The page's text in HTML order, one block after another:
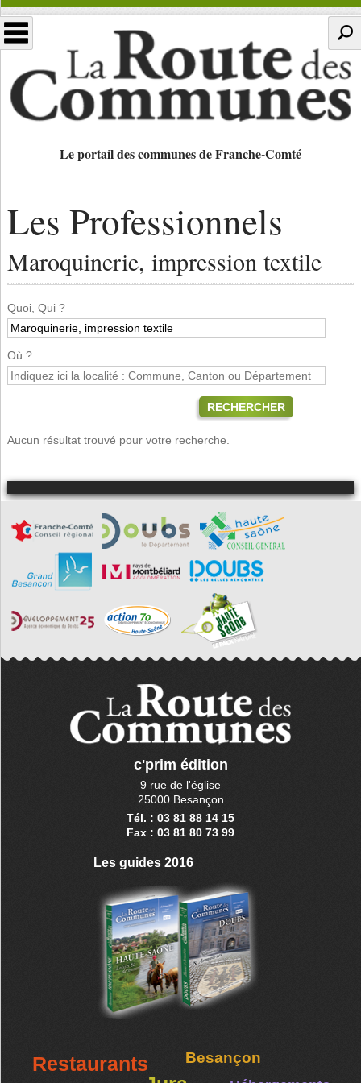
Le portail des communes de Franche-Comté
Les Professionnels
Maroquinerie, impression textile
Quoi, Qui ?
Où ?
RECHERCHER
Aucun résultat trouvé pour votre recherche.
c'prim édition
9 rue de l'église
25000 Besançon
Tél. : 03 81 88 14 15
Fax : 03 81 80 73 99
Les guides 2016
Restaurants Besançon